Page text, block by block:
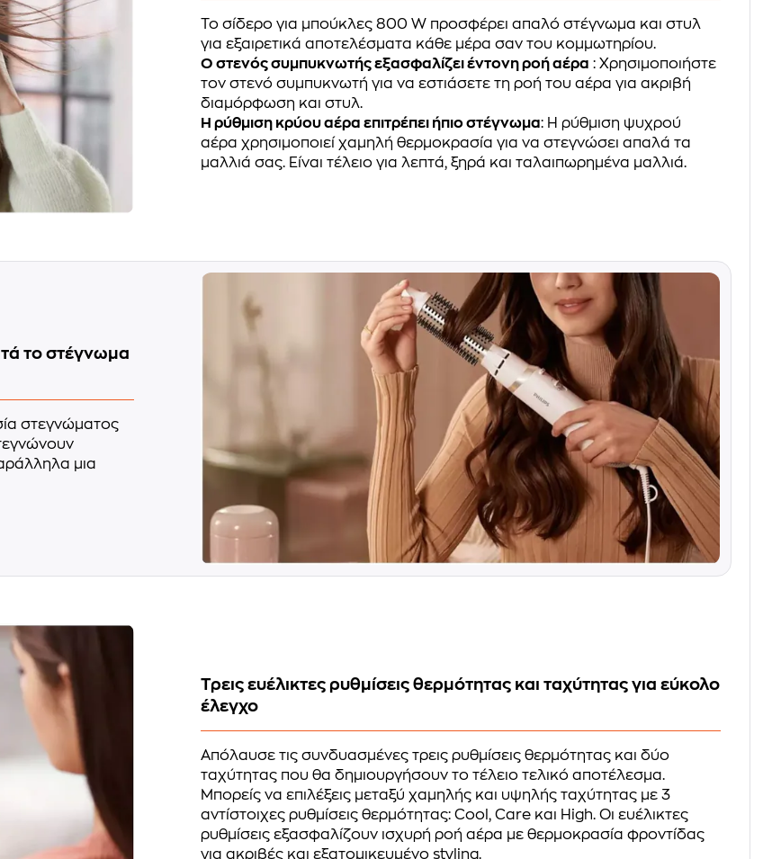
Το σίδερο για μπούκλες 800 W προσφέρει απαλό στέγνωμα και στυλ
για εξαιρετικά αποτελέσματα κάθε μέρα σαν του κομμωτηρίου.
Ο στενός συμπυκνωτής εξασφαλίζει έντονη ροή αέρα : Χρησιμοποιήστε
τον στενό συμπυκνωτή για να εστιάσετε τη ροή του αέρα για ακριβή
διαμόρφωση και στυλ.
Η ρύθμιση κρύου αέρα επιτρέπει ήπιο στέγνωμα: Η ρύθμιση ψυχρού
αέρα χρησιμοποιεί χαμηλή θερμοκρασία για να στεγνώσει απαλά τα
μαλλιά σας. Είναι τέλειο για λεπτά, ξηρά και ταλαιπωρημένα μαλλιά.
το στέγνωμα
στεγνώματος
μια
Τρεις ευέλικτες ρυθμίσεις θερμότητας και ταχύτητας για εύκολο
έλεγχο
Απόλαυσε τις συνδυασμένες τρεις ρυθμίσεις θερμότητας και δύο
ταχύτητας που θα δημιουργήσουν το τέλειο τελικό αποτέλεσμα.
Μπορείς να επιλέξεις μεταξύ χαμηλής και υψηλής ταχύτητας με 3
αντίστοιχες ρυθμίσεις θερμότητας: Cool, Care και High. Οι ευέλικτες
ρυθμίσεις εξασφαλίζουν ισχυρή ροή αέρα με θερμοκρασία φροντίδας
για ακριβές και εξατομικευμένο styling.